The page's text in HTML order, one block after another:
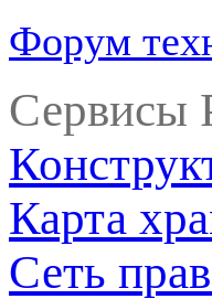
Форум
Сервисы
Карта
Сеть